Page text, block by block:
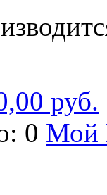
руб.
0 Мой